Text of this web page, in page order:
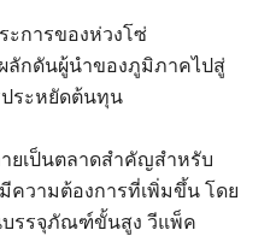
ะการของห่วงโซ่
ลักดันผู้นำของภูมิภาคไปสู่
ระหยัดต้นทุน
ายเป็นตลาดสำคัญสำหรับ
วามต้องการที่เพิ่มขึ้น โดย
บรรจุภัณฑ์ขั้นสูง วีแพ็ค